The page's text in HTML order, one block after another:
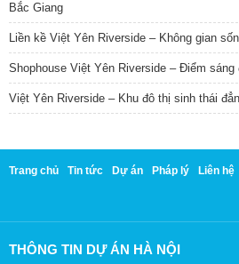
Bắc Giang
Liền kề Việt Yên Riverside – Không gian
Shophouse Việt Yên Riverside – Điểm
Việt Yên Riverside – Khu đô thị sinh thái
Trang chủ Tin tức Dự án Pháp lý Liên hệ
THÔNG TIN DỰ ÁN HÀ NỘI